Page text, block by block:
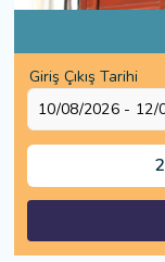
Giriş Çıkış Tarihi
2